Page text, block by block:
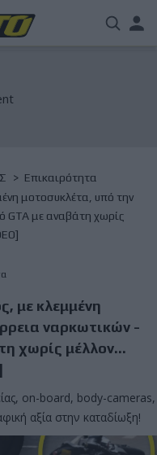
Επικαιρότητα
μοτοσυκλέτα, υπό την
GTA με αναβάτη χωρίς
με κλεμμένη
ναρκωτικών -
χωρίς μέλλον...
on-board, body-cameras,
αξία στην καταδίωξη!